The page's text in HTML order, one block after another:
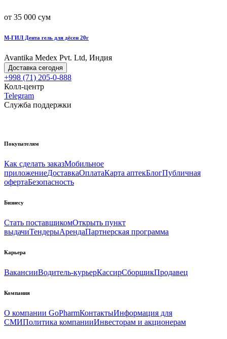
от 35 000 сум
М-ГИЛ Дента гель для дёсен 20г
Avantika Medex Pvt. Ltd, Индия
Доставка сегодня
+998 (71) 205-0-888
Колл-центр
Telegram
Служба поддержки
Покупателям
Как сделать заказМобильное
приложениеДоставкаОплатаКарта аптекБлогПубличная
офертаБезопасность
Бизнесу
Стать поставщикомОткрыть пункт
выдачиТендерыАрендаПартнерская программа
Карьера
ВакансииВодитель-курьерКассирСборщикПродавец
Компания
О компании GoPharmКонтактыИнформация для
СМИПолитика компанииИнвесторам и акционерам